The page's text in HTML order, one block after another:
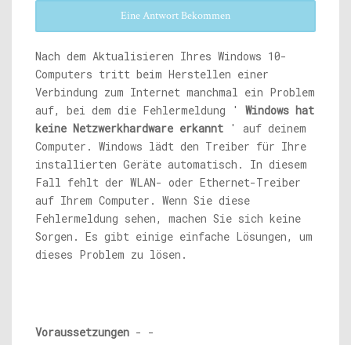
Eine Antwort Bekommen
Nach dem Aktualisieren Ihres Windows 10-
Computers tritt beim Herstellen einer
Verbindung zum Internet manchmal ein Problem
auf, bei dem die Fehlermeldung ' Windows hat
keine Netzwerkhardware erkannt ' auf deinem
Computer. Windows lädt den Treiber für Ihre
installierten Geräte automatisch. In diesem
Fall fehlt der WLAN- oder Ethernet-Treiber
auf Ihrem Computer. Wenn Sie diese
Fehlermeldung sehen, machen Sie sich keine
Sorgen. Es gibt einige einfache Lösungen, um
dieses Problem zu lösen.
Voraussetzungen - -